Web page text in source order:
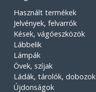
Használt termékek
Jelvények, felvarrók
Kések, vágóeszközök
Lábbelik
Lámpák
Övek, szíjak
Ládák, tárolók, dobozok
Újdonságok